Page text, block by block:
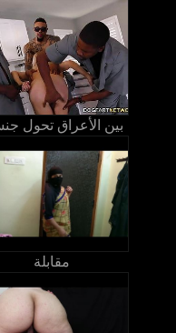
بين الأعراق تحول
مقابلة